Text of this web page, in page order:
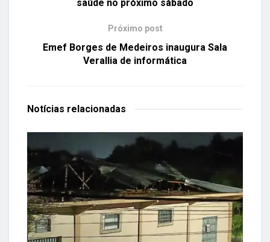
saúde no próximo sábado
Próximo post
Emef Borges de Medeiros inaugura Sala
Verallia de informática
Notícias relacionadas